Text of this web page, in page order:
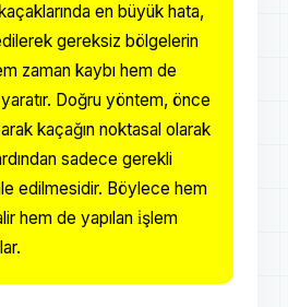
en büyük hata,
gereksiz bölgelerin
zaman kaybı hem de
Doğru yöntem, önce
kaçağın noktasal olarak
sadece gerekli
edilmesidir. Böylece hem
hem de yapılan i̇şlem